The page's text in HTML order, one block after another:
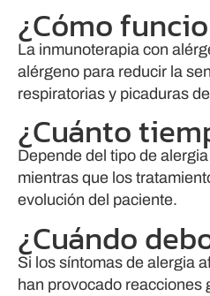
¿Cómo
La inmunoterapia con
alérgeno para reducir la
respiratorias y picaduras
¿Cuánto
Depende del tipo de
mientras que los
evolución del paciente.
¿Cuándo
Si los síntomas de alergia
han provocado reacciones